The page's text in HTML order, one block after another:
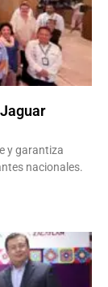
y garantiza
nacionales.